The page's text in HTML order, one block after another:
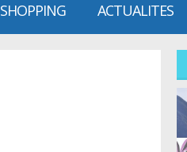
SHOPPING ACTUALITES